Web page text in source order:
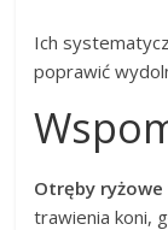
Ich
poprawić
Otręby ryżowe
trawienia koni,